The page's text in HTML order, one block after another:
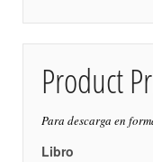
Product
Para descarga en
Libro